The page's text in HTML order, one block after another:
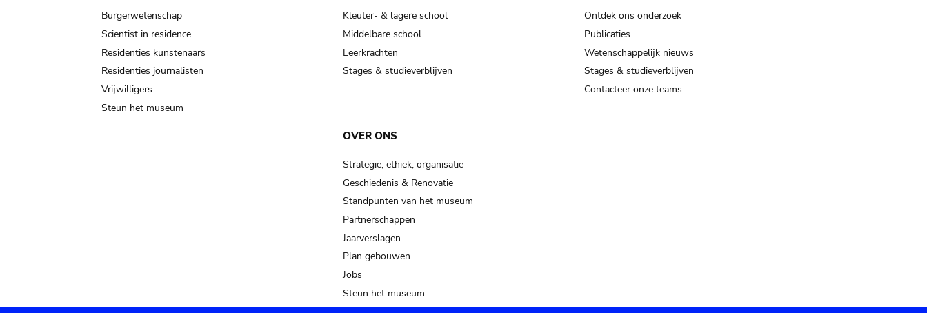
Burgerwetenschap
Scientist in residence
Residenties kunstenaars
Residenties journalisten
Vrijwilligers
Steun het museum
Kleuter- & lagere school
Middelbare school
Leerkrachten
Stages & studieverblijven
Ontdek ons onderzoek
Publicaties
Wetenschappelijk nieuws
Stages & studieverblijven
Contacteer onze teams
OVER ONS
Strategie, ethiek, organisatie
Geschiedenis & Renovatie
Standpunten van het museum
Partnerschappen
Jaarverslagen
Plan gebouwen
Jobs
Steun het museum